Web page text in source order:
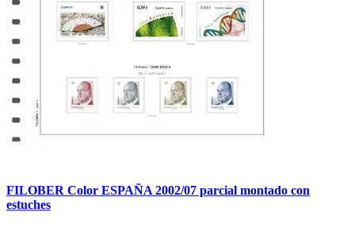
FILOBER Color ESPAÑA 2002/07 parcial montado con
estuches